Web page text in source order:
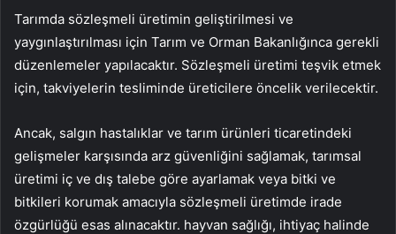
Tarımda sözleşmeli üretimin geliştirilmesi ve
yaygınlaştırılması için Tarım ve Orman Bakanlığınca gerekli
düzenlemeler yapılacaktır. Sözleşmeli üretimi teşvik etmek
için, takviyelerin tesliminde üreticilere öncelik verilecektir.
Ancak, salgın hastalıklar ve tarım ürünleri ticaretindeki
gelişmeler karşısında arz güvenliğini sağlamak, tarımsal
üretimi iç ve dış talebe göre ayarlamak veya bitki ve
bitkileri korumak amacıyla sözleşmeli üretimde irade
özgürlüğü esas alınacaktır. hayvan sağlığı, ihtiyaç halinde